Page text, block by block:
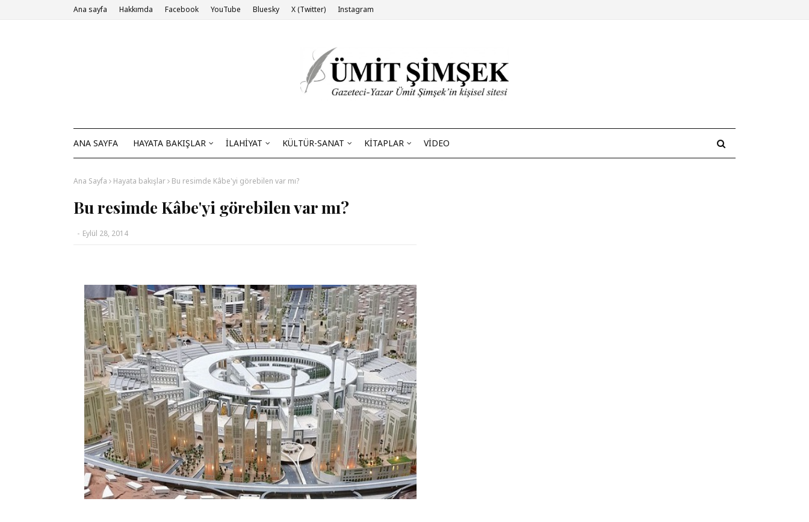
Ana sayfa Hakkımda Facebook YouTube Bluesky X (Twitter) Instagram
ANA SAYFA HAYATA BAKIŞLAR İLAHİYAT KÜLTÜR-SANAT KİTAPLAR VİDEO
Ana Sayfa Hayata bakışlar Bu resimde Kâbe'yi görebilen var mı?
Bu resimde Kâbe'yi görebilen var mı?
- Eylül 28, 2014